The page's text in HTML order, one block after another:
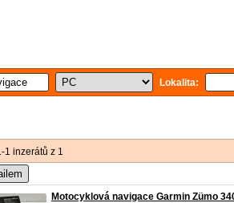
Lokalita:
1 inzerátů z 1
Motocyklová navigace Garmin Zümo